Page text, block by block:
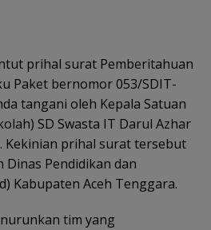
prihal surat Pemberitahuan
Paket bernomor 053/SDIT-
tangani oleh Kepala Satuan
SD Swasta IT Darul Azhar
Kekinian prihal surat tersebut
Pendidikan dan
Kabupaten Aceh Tenggara.
tim yang